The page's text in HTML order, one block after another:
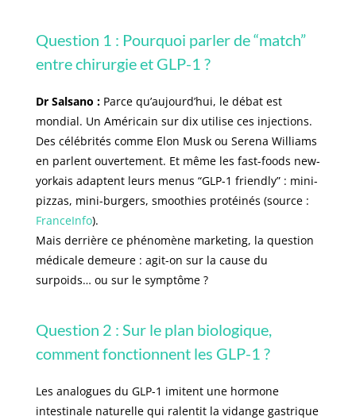
Question 1 : Pourquoi parler de “match”
entre chirurgie et GLP-1 ?
Dr Salsano : Parce qu’aujourd’hui, le débat est
mondial. Un Américain sur dix utilise ces injections.
Des célébrités comme Elon Musk ou Serena Williams
en parlent ouvertement. Et même les fast-foods new-
yorkais adaptent leurs menus “GLP-1 friendly” : mini-
pizzas, mini-burgers, smoothies protéinés (source :
FranceInfo).
Mais derrière ce phénomène marketing, la question
médicale demeure : agit-on sur la cause du
surpoids… ou sur le symptôme ?
Question 2 : Sur le plan biologique,
comment fonctionnent les GLP-1 ?
Les analogues du GLP-1 imitent une hormone
intestinale naturelle qui ralentit la vidange gastrique